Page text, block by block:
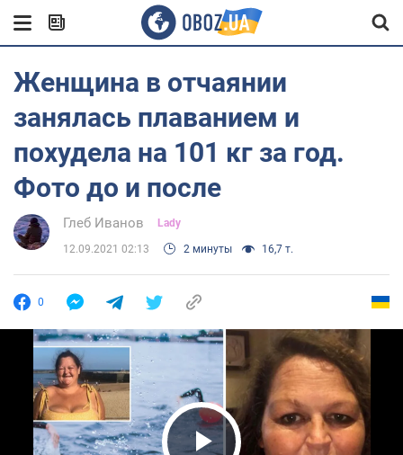
Женщина в отчаянии
занялась плаванием и
похудела на 101 кг за год.
Фото до и после
Глеб Иванов Lady
12.09.2021 02:13 2 минуты 16,7 т.
0